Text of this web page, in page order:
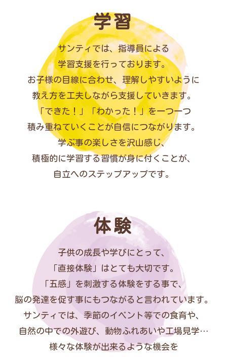
学習
サンティでは、指導員による
学習支援を行っております。
お子様の目線に合わせ、理解しやすいように
教え方を工夫しながら支援していきます。
「できた！」「わかった！」を一つ一つ
積み重ねていくことが自信につながります。
学ぶ事の楽しさを沢山感じ、
積極的に学習する習慣が身に付くことが、
自立へのステップアップです。
体験
子供の成長や学びにとって、
「直接体験」はとても大切です。
「五感」を刺激する体験をする事で、
脳の発達を促す事にもつながると言われています。
サンティでは、季節のイベント等での食育や、
自然の中での外遊び、動物ふれあいや工場見学…
様々な体験が出来るような機会を